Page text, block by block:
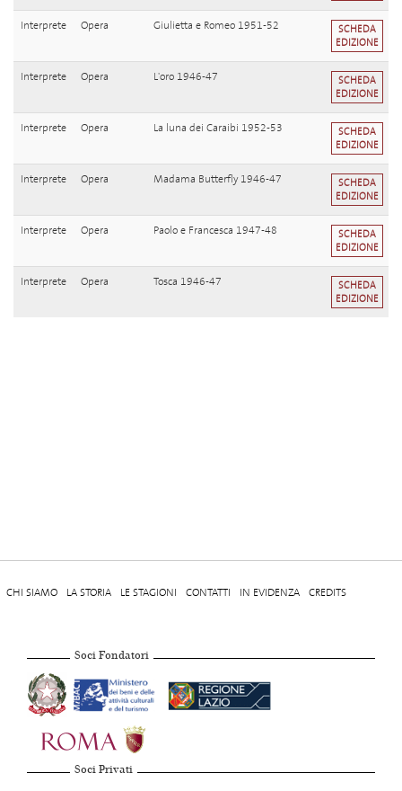
Interprete Opera Giulietta e Romeo 1951-52
SCHEDA
EDIZIONE
Interprete Opera L'oro 1946-47
SCHEDA
EDIZIONE
Interprete Opera La luna dei Caraibi 1952-53
SCHEDA
EDIZIONE
Interprete Opera Madama Butterfly 1946-47
SCHEDA
EDIZIONE
Interprete Opera Paolo e Francesca 1947-48
SCHEDA
EDIZIONE
Interprete Opera Tosca 1946-47
SCHEDA
EDIZIONE
CHI SIAMO LA STORIA LE STAGIONI CONTATTI IN EVIDENZA CREDITS
Soci Fondatori
Soci Privati